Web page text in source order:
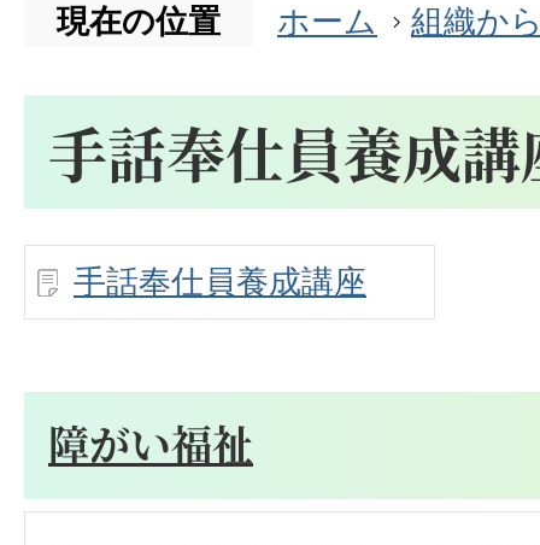
現在の位置 ホーム 組織か
手話奉仕員養成講
手話奉仕員養成講座
障がい福祉